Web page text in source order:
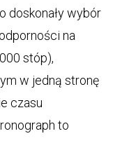
doskonały wybór
na
stóp),
w jedną stronę
czasu
to